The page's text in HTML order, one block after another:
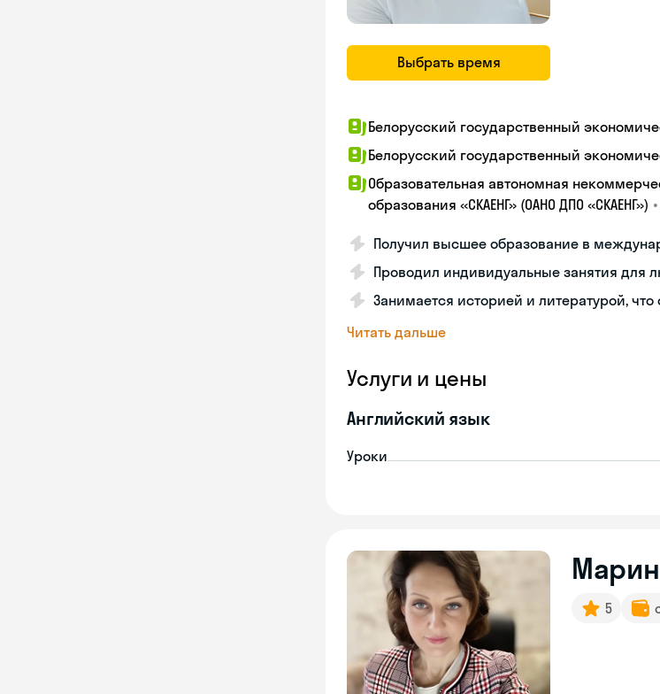
Выбрать время
Белорусский государственный
Белорусский государственный
Образовательная автономная
образования «СКАЕНГ» (ОАНО ДПО «СКАЕНГ») •
Получил высшее образование в
Проводил индивидуальные занятия для
Занимается историей и литературой,
Читать дальше
Услуги и цены
Английский язык
Уроки
5